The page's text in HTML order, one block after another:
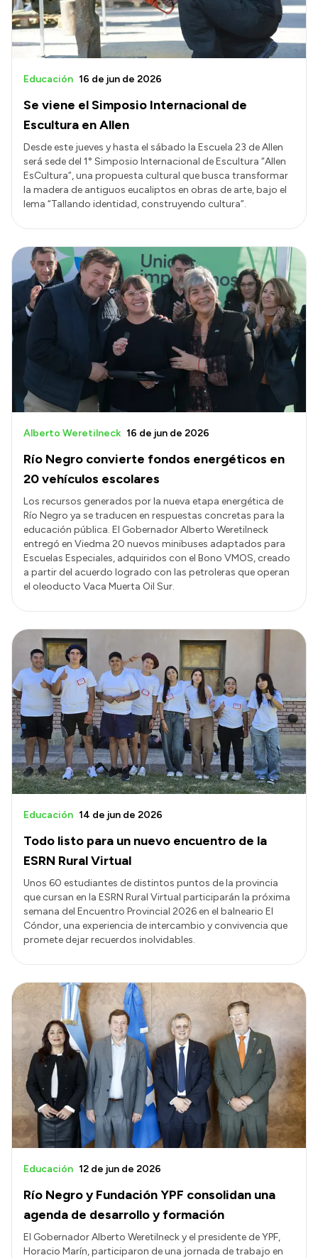
Se viene el Simposio Internacional de
Escultura en Allen
Educación 16 de jun de 2026
Desde este jueves y hasta el sábado la Escuela 23 de Allen
será sede del 1° Simposio Internacional de Escultura “Allen
EsCultura”, una propuesta cultural que busca transformar
la madera de antiguos eucaliptos en obras de arte, bajo el
lema “Tallando identidad, construyendo cultura”.
Río Negro convierte fondos energéticos en
20 vehículos escolares
Alberto Weretilneck 16 de jun de 2026
Los recursos generados por la nueva etapa energética de
Río Negro ya se traducen en respuestas concretas para la
educación pública. El Gobernador Alberto Weretilneck
entregó en Viedma 20 nuevos minibuses adaptados para
Escuelas Especiales, adquiridos con el Bono VMOS, creado
a partir del acuerdo logrado con las petroleras que operan
el oleoducto Vaca Muerta Oil Sur.
Todo listo para un nuevo encuentro de la
ESRN Rural Virtual
Educación 14 de jun de 2026
Unos 60 estudiantes de distintos puntos de la provincia
que cursan en la ESRN Rural Virtual participarán la próxima
semana del Encuentro Provincial 2026 en el balneario El
Cóndor, una experiencia de intercambio y convivencia que
promete dejar recuerdos inolvidables.
Río Negro y Fundación YPF consolidan una
agenda de desarrollo y formación
Educación 12 de jun de 2026
El Gobernador Alberto Weretilneck y el presidente de YPF,
Horacio Marín, participaron de una jornada de trabajo en